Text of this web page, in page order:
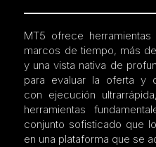
MT5 ofrece
marcos de tiempo, más
y una vista nativa de
para evaluar la oferta y
con ejecución
herramientas
conjunto sofisticado que
en una plataforma que se